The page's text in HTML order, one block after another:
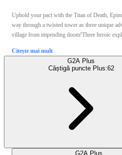
Uphold your pact with the Titan of Death,
way through a twisted tower as three unique
village from impending doom!Three heroic
Citește mai mult
G2A Plus
Câștigă puncte Plus:62
G2A Plus